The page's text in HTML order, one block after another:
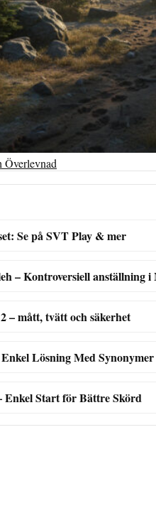
Se på SVT Play & mer
– Kontroversiell anställning i
– mått, tvätt och säkerhet
Lösning Med Synonymer
Start för Bättre Skörd